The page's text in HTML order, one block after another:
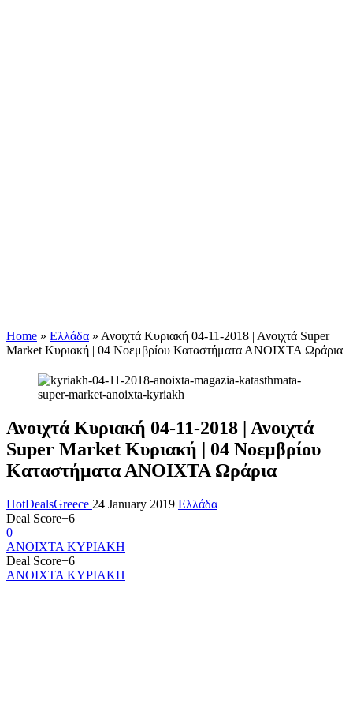
Home » Ελλάδα » Ανοιχτά Κυριακή 04-11-2018 | Ανοιχτά Super
Market Κυριακή | 04 Νοεμβρίου Καταστήματα ΑΝΟΙΧΤΑ Ωράρια
Ανοιχτά Κυριακή 04-11-2018 | Ανοιχτά
Super Market Κυριακή | 04 Νοεμβρίου
Καταστήματα ΑΝΟΙΧΤΑ Ωράρια
HotDealsGreece 24 January 2019 Ελλάδα
Deal Score+6
0
ANOIXTA ΚΥΡΙΑΚΗ
Deal Score+6
ANOIXTA ΚΥΡΙΑΚΗ